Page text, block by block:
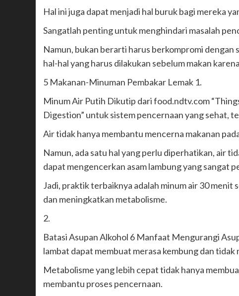
Hal ini juga dapat menjadi hal buruk bagi mereka
Sangatlah penting untuk menghindari masalah
Namun, bukan berarti harus berkompromi
hal-hal yang harus dilakukan sebelum makan
5 Makanan-Minuman Pembakar Lemak 1.
Minum Air Putih Dikutip dari food.ndtv.com
Digestion” untuk sistem pencernaan yang sehat,
Air tidak hanya membantu mencerna makanan
Namun, ada satu hal yang perlu diperhatikan, air
dapat mengencerkan asam lambung yang sangat
Jadi, praktik terbaiknya adalah minum air 30 menit
dan meningkatkan metabolisme.
2.
Batasi Asupan Alkohol 6 Manfaat Mengurangi
lambat dapat membuat merasa kembung dan tidak
Metabolisme yang lebih cepat tidak hanya
membantu proses pencernaan.